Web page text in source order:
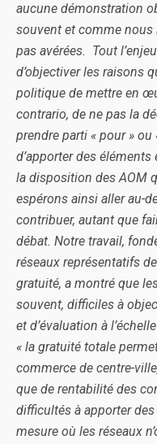
aucune démonstration
souvent et comme nous
pas avérées. Tout
d’objectiver les raisons
politique de mettre en
contrario, de ne pas la
prendre parti « pour »
d’apporter des
la disposition des AOM
espérons ainsi aller au-
contribuer, autant que
débat. Notre travail,
réseaux représentatifs
gratuité, a montré que
souvent, difficiles à
et d’évaluation à
« la gratuité totale
commerce de centre-
que de rentabilité des
difficultés à apporter
mesure où les réseaux